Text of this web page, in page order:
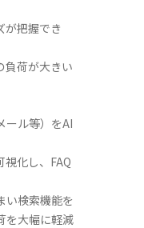
が把握でき
負荷が大きい
ール等）をAI
化し、FAQ
い検索機能を
を大幅に軽減